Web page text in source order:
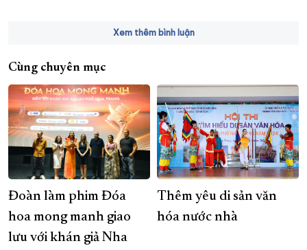
Xem thêm bình luận
Cùng chuyên mục
Đoàn làm phim Đóa
hoa mong manh giao
lưu với khán giả Nha
Thêm yêu di sản văn
hóa nước nhà